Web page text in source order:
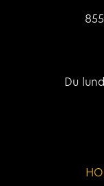
Du